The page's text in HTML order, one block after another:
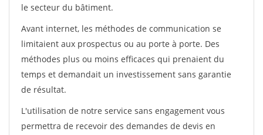
le secteur du bâtiment.
Avant internet, les méthodes de communication se
limitaient aux prospectus ou au porte à porte. Des
méthodes plus ou moins efficaces qui prenaient du
temps et demandait un investissement sans garantie
de résultat.
L'utilisation de notre service sans engagement vous
permettra de recevoir des demandes de devis en